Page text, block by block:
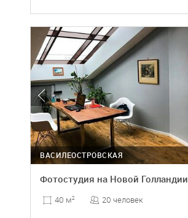
ВАСИЛЕОСТРОВСКАЯ
Фотостудия на Новой Голландии
40 м2 20 человек